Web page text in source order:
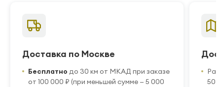
Доставка по Москве
Бесплатно до 30 км от МКАД при заказе
от 100 000 ₽ (при меньшей сумме — 5 000
50